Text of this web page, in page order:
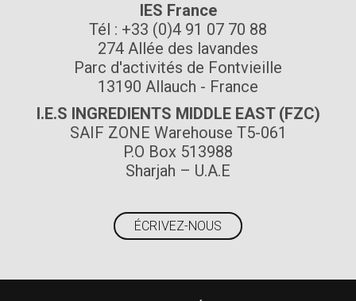
IES France
Tél : +33 (0)4 91 07 70 88
274 Allée des lavandes
Parc d'activités de Fontvieille
13190 Allauch - France
I.E.S INGREDIENTS MIDDLE EAST (FZC)
SAIF ZONE Warehouse T5-061
P.O Box 513988
Sharjah – U.A.E
ÉCRIVEZ-NOUS